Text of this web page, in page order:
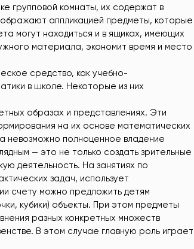
групповой комнаты, их содержат в
аппликацией предметы, которые
могут находиться и в ящиках, имеющих
материала, экономит время и место
средство, как учебно-
в школе. Некоторые из них
образах и представлениях. Эти
на их основе математических
невозможно полноценное владение
— это не только создать зрительные
деятельность. На занятиях по
задач, использует
счету можно предложить детям
кубики) объекты. При этом предметы
разных конкретных множеств
В этом случае главную роль играет